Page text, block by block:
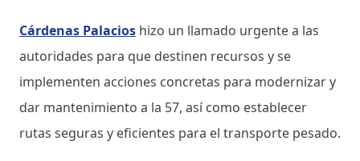
Cárdenas Palacios hizo un llamado urgente a las
autoridades para que destinen recursos y se
implementen acciones concretas para modernizar y
dar mantenimiento a la 57, así como establecer
rutas seguras y eficientes para el transporte pesado.